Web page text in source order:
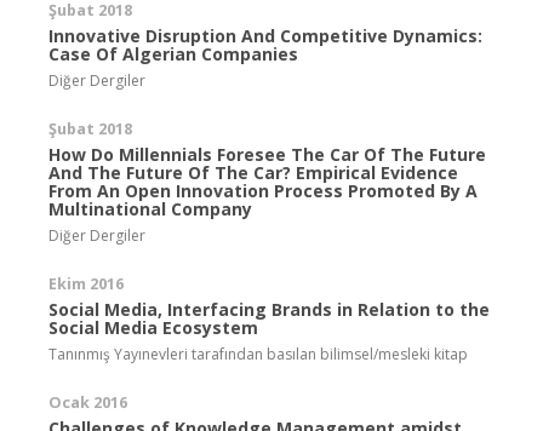
Şubat 2018
Innovative Disruption And Competitive Dynamics:
Case Of Algerian Companies
Diğer Dergiler
Şubat 2018
How Do Millennials Foresee The Car Of The Future
And The Future Of The Car? Empirical Evidence
From An Open Innovation Process Promoted By A
Multinational Company
Diğer Dergiler
Ekim 2016
Social Media, Interfacing Brands in Relation to the
Social Media Ecosystem
Tanınmış Yayınevleri tarafından basılan bilimsel/mesleki kitap
Ocak 2016